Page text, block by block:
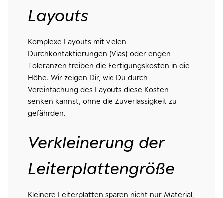
Layouts
Komplexe Layouts mit vielen
Durchkontaktierungen (Vias) oder engen
Toleranzen treiben die Fertigungskosten in die
Höhe. Wir zeigen Dir, wie Du durch
Vereinfachung des Layouts diese Kosten
senken kannst, ohne die Zuverlässigkeit zu
gefährden.
Verkleinerung der
Leiterplattengröße
Kleinere Leiterplatten sparen nicht nur Material,